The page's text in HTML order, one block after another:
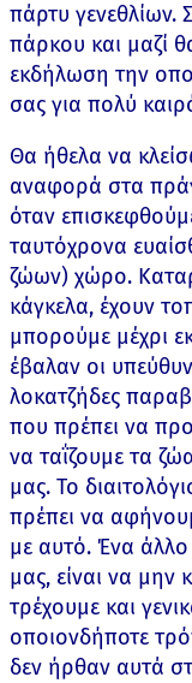
πάρτυ γενεθλίων.
πάρκου και μαζί
εκδήλωση την
σας για πολύ
Θα ήθελα να
αναφορά στα
όταν
ταυτόχρονα
ζώων) χώρο.
κάγκελα, έχουν
μπορούμε μέχρι
έβαλαν οι
λοκατζήδες
που πρέπει να
να ταΐζουμε τα
μας. Το
πρέπει να
με αυτό. Ένα
μας, είναι να
τρέχουμε και
οποιονδήποτε
δεν ήρθαν αυτά